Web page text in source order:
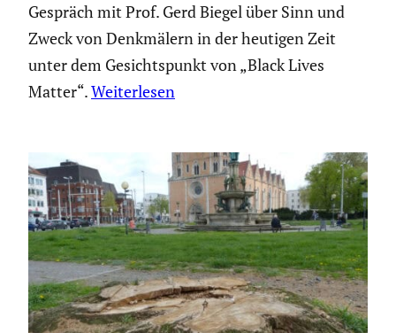
Gespräch mit Prof. Gerd Biegel über Sinn und
Zweck von Denkmälern in der heutigen Zeit
unter dem Gesichtspunkt von „Black Lives
Matter“.Weiterlesen